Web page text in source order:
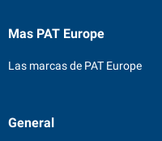
Mas PAT Europe
Las marcas de PAT Europe
General